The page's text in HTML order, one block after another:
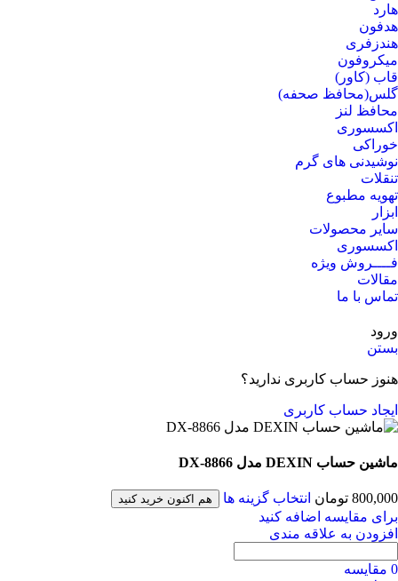
هارد
هدفون
هندزفری
میکروفون
قاب (کاور)
گلس(محافظ صحفه)
محافظ لنز
اکسسوری
خوراکی
نوشیدنی های گرم
تنقلات
تهویه مطبوع
ابزار
سایر محصولات
اکسسوری
فــــروش ویژه
مقالات
تماس با ما
ورود
بستن
هنوز حساب کاربری ندارید؟
ایجاد حساب کاربری
ماشین حساب DEXIN مدل DX-8866
800,000 تومان انتخاب گزینه ها هم اکنون خرید کنید
برای مقایسه اضافه کنید
افزودن به علاقه مندی
0 مقایسه